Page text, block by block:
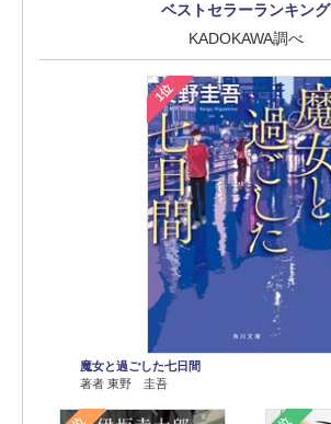
ベストセラーランキング
KADOKAWA調べ
1位
魔女と過ごした七日間
著者 東野 圭吾